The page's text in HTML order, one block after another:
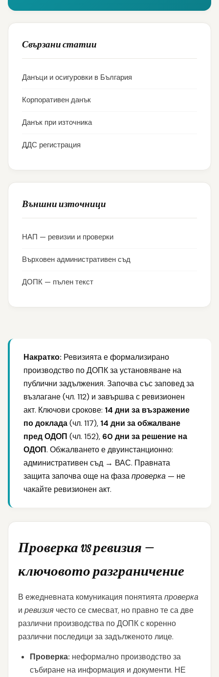
Накратко: Ревизията е формализирано
производство по ДОПК за установяване на
публични задължения. Започва със заповед за
възлагане (чл. 112) и завършва с ревизионен
акт. Ключови срокове: 14 дни за възражение
по доклада(чл. 117), 14 дни за обжалване
пред ОДОП (чл. 152), 60 дни за решение на
ОДОП. Обжалването е двуинстанционно:
административен съд → ВАС. Правната
защита започва още на фазапроверка — не
чакайте ревизионен акт.
Проверка vs ревизия —
ключовото разграничение
В ежедневната комуникация понятиятапроверка
и ревизия често се смесват, но правно те са две
различни производства по ДОПК с коренно
различни последици за задълженото лице.
Проверка: неформално производство за
събиране на информация и документи. НЕ
Свързани статии
Данъци и осигуровки в България
Корпоративен данък
Данък при източника
ДДС регистрация
Външни източници
НАП — ревизии и проверки
Върховен административен съд
ДОПК — пълен текст